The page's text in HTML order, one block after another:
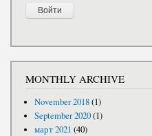
MONTHLY ARCHIVE
November 2018(1)
September 2020(1)
март 2021 (40)